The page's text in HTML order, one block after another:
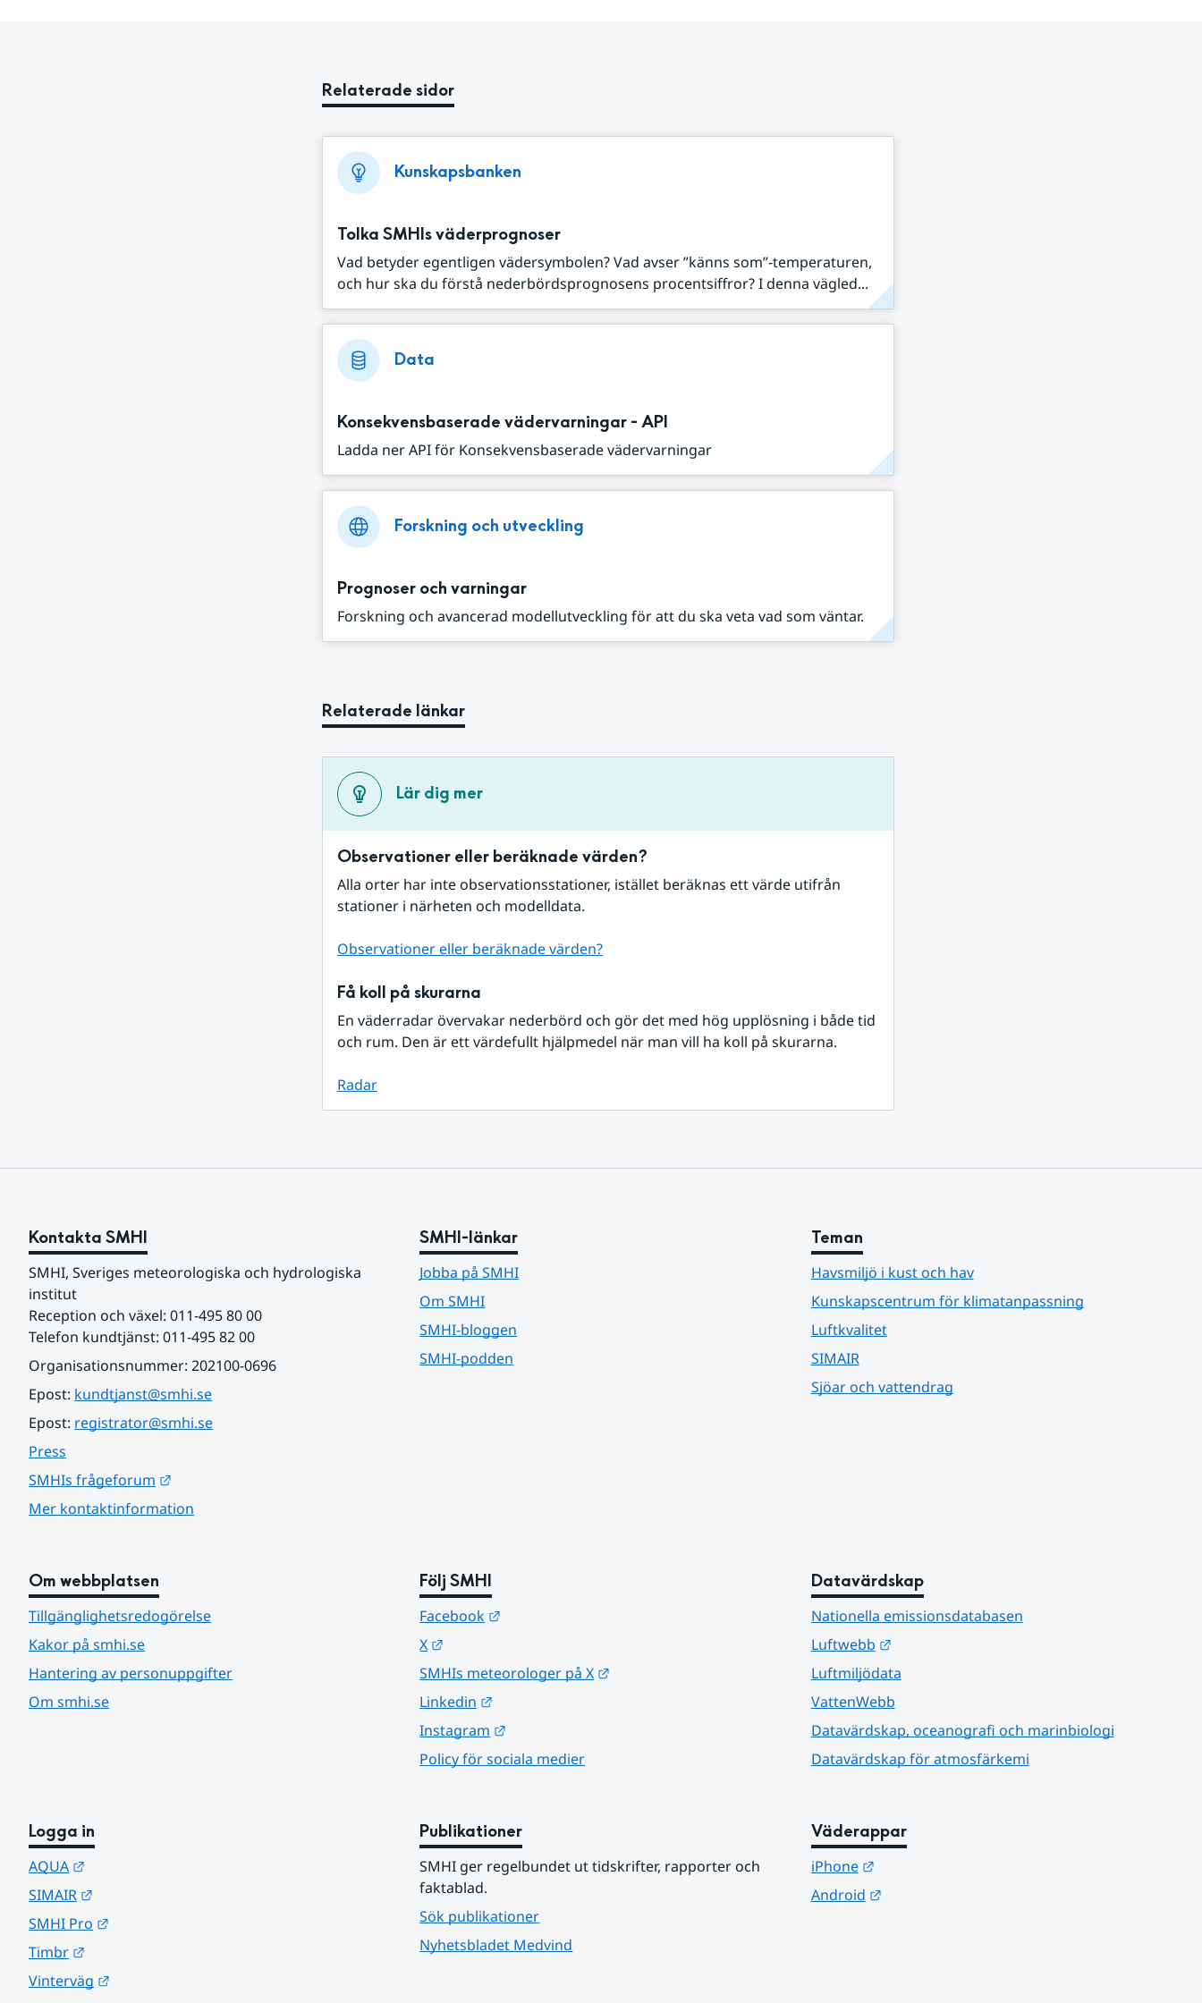
Relaterade sidor
Kunskapsbanken
Tolka SMHIs väderprognoser
Vad betyder egentligen vädersymbolen? Vad avser ”känns som”-temperaturen,
och hur ska du förstå nederbördsprognosens procentsiffror? I denna vägled...
Data
Konsekvensbaserade vädervarningar - API
Ladda ner API för Konsekvensbaserade vädervarningar
Forskning och utveckling
Prognoser och varningar
Forskning och avancerad modellutveckling för att du ska veta vad som väntar.
Relaterade länkar
Lär dig mer
Observationer eller beräknade värden?
Alla orter har inte observationsstationer, istället beräknas ett värde utifrån
stationer i närheten och modelldata.
Observationer eller beräknade värden?
Få koll på skurarna
En väderradar övervakar nederbörd och gör det med hög upplösning i både tid
och rum. Den är ett värdefullt hjälpmedel när man vill ha koll på skurarna.
Radar
Kontakta SMHI
SMHI, Sveriges meteorologiska och hydrologiska
institut
Reception och växel: 011-495 80 00
Telefon kundtjänst: 011-495 82 00
Organisationsnummer: 202100-0696
Epost: kundtjanst@smhi.se
Epost: registrator@smhi.se
Press
SMHIs frågeforum
Mer kontaktinformation
SMHI-länkar
Jobba på SMHI
Om SMHI
SMHI-bloggen
SMHI-podden
Teman
Havsmiljö i kust och hav
Kunskapscentrum för klimatanpassning
Luftkvalitet
SIMAIR
Sjöar och vattendrag
Om webbplatsen
Tillgänglighetsredogörelse
Kakor på smhi.se
Hantering av personuppgifter
Om smhi.se
Följ SMHI
Facebook
X
SMHIs meteorologer på X
Linkedin
Instagram
Policy för sociala medier
Datavärdskap
Nationella emissionsdatabasen
Luftwebb
Länk till annan webbplats.
Luftmiljödata
VattenWebb
Datavärdskap, oceanografi och marinbiologi
Datavärdskap för atmosfärkemi
Logga in
AQUA
SIMAIR
SMHI Pro
Timbr
Vinterväg
Publikationer
SMHI ger regelbundet ut tidskrifter, rapporter och
faktablad.
Sök publikationer
Nyhetsbladet Medvind
Väderappar
iPhone
Länk till annan webbplats.
Android
Länk till annan webbplats.